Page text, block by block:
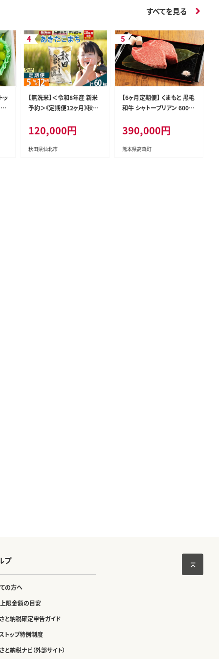
すべてを見る
ッ
★
【無洗米】＜令和8年産 新米
予約＞《定期便12ヶ月》秋田
×1袋) ×12回 5キロ お米
匠 [サンファーム西木 米5kg
米 5kg 米 5kg定期便 お米定
120,000円
秋田県仙北市
【6ヶ月定期便】 くまもと 黒毛
和牛 シャトーブリアン 600g
お肉 ステーキ
390,000円
熊本県高森町
プ
の方へ
限金額の目安
と納税確定申告ガイド
トップ特例制度
と納税ナビ（外部サイト）